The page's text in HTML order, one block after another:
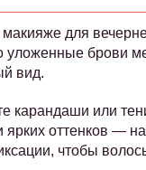
макияже для
уложенные брови
вид.
карандаши или
оттенков —
чтобы